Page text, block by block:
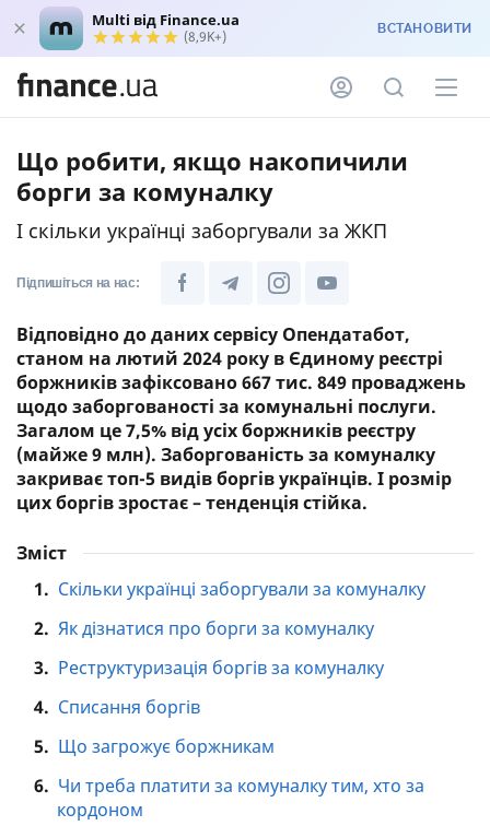
Multi від Finance.ua
(8,9K+) ВСТАНОВИТИ
Що робити, якщо накопичили
борги за комуналку
І скільки українці заборгували за ЖКП
Підпишіться на нас:
Відповідно до даних сервісу Опендатабот,
станом на лютий 2024 року в Єдиному реєстрі
боржників зафіксовано 667 тис. 849 проваджень
щодо заборгованості за комунальні послуги.
Загалом це 7,5% від усіх боржників реєстру
(майже 9 млн). Заборгованість за комуналку
закриває топ-5 видів боргів українців. І розмір
цих боргів зростає – тенденція стійка.
Зміст
1. Скільки українці заборгували за комуналку
2. Як дізнатися про борги за комуналку
3. Реструктуризація боргів за комуналку
4. Списання боргів
5. Що загрожує боржникам
6. Чи треба платити за комуналку тим, хто за
кордоном